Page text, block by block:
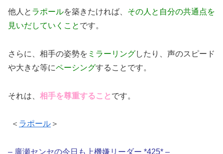
他人と ラポールを築きたければ、 その人と自分の共通点を
見いだしていくこと です。
さらに、相手の姿勢を ミラーリングしたり、声のスピード
や大きな等にペーシングすることです。
それは、 相手を尊重すること です。
＜ ラポール ＞
– 廣瀬センセの今日も上機嫌リーダー *425* –